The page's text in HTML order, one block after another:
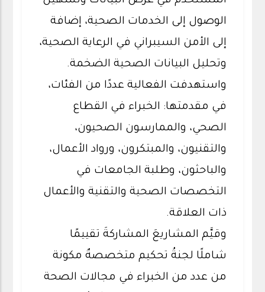
الوصول إلى الخدمات الصحية، إضافة
إلى الأمن السيبراني في الرعاية الصحية،
وتحليل البيانات الصحية الضخمة.
واستهدفت الفعالية عددًا من الفئات،
في مقدمتها: الخبراء في القطاع
الصحي، والممارسون الصحيون،
والتقنيون، والمبتكرون، ورواد الأعمال،
والباحثون، وطلبة الجامعات في
التخصصات الصحية والتقنية والأعمال
ذات العلاقة.
وقيَّم المشاريعَ المشاركةَ تقييمًا
شاملًا لجنةُ تحكيم متخصصةٌ مكونة
من عدد من الخبراء في مجالات الصحة